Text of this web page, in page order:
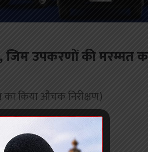
जिम उपकरणों की
का किया औचक निरीक्षण)